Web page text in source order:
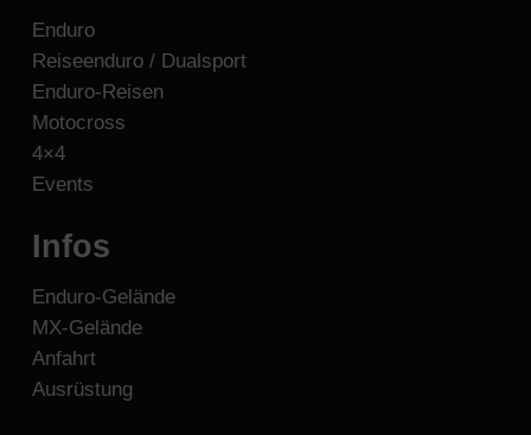
Enduro
Reiseenduro / Dualsport
Enduro-Reisen
Motocross
4×4
Events
Infos
Enduro-Gelände
MX-Gelände
Anfahrt
Ausrüstung